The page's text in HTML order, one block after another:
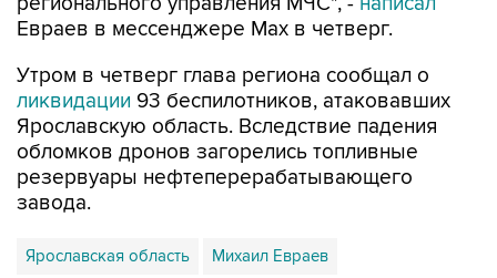
Евраев в мессенджере Мах в четверг.
Утром в четверг глава региона сообщал о
ликвидации 93 беспилотников, атаковавших
Ярославскую область. Вследствие падения
обломков дронов загорелись топливные
резервуары нефтеперерабатывающего
завода.
Ярославская область Михаил Евраев